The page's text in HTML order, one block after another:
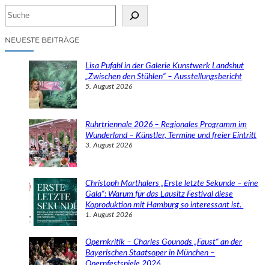
NEUESTE BEITRÄGE
Lisa Pufahl in der Galerie Kunstwerk Landshut
„Zwischen den Stühlen“ – Ausstellungsbericht
5. August 2026
Ruhrtriennale 2026 – Regionales Programm im
Wunderland – Künstler, Termine und freier Eintritt
3. August 2026
Christoph Marthalers „Erste letzte Sekunde – eine
Gala“: Warum für das Lausitz Festival diese
Koproduktion mit Hamburg so interessant ist.
1. August 2026
Opernkritik – Charles Gounods „Faust“ an der
Bayerischen Staatsoper in München –